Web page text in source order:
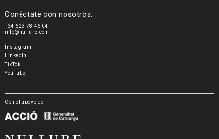
Conéctate con nosotros.
+34 623 78 46 04
info@nullure.com
Instagram
LinkedIn
TikTok
YouTube
Con el apoyo de